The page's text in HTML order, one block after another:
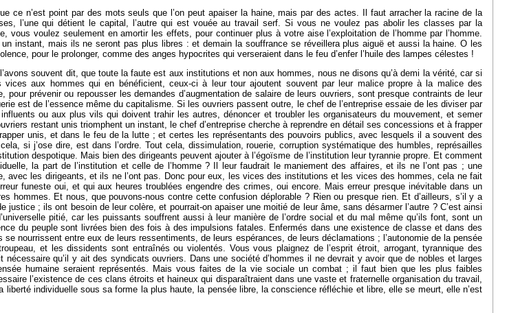
ce n’est point par des mots seuls que l’on peut apaiser la haine, mais par des actes. Il faut arracher la racine de la
l’une qui détient le capital, l’autre qui est vouée au travail serf. Si vous ne voulez pas abolir les classes par la
voulez seulement en amortir les effets, pour continuer plus à votre aise l’exploitation de l’homme par l’homme.
instant, mais ils ne seront pas plus libres : et demain la souffrance se réveillera plus aiguë et aussi la haine. O les
pour le prolonger, comme des anges hypocrites qui verseraient dans le feu d’enfer l’huile des lampes célestes !
souvent dit, que toute la faute est aux institutions et non aux hommes, nous ne disons qu’à demi la vérité, car si
vices aux hommes qui en bénéficient, ceux-ci à leur tour ajoutent souvent par leur malice propre à la malice des
pour prévenir ou repousser les demandes d’augmentation de salaire de leurs ouvriers, sont presque contraints de leur
est de l’essence même du capitalisme. Si les ouvriers passent outre, le chef de l’entreprise essaie de les diviser par
ou aux plus vils qui doivent trahir les autres, dénoncer et troubler les organisateurs du mouvement, et semer
restant unis triomphent un instant, le chef d’entreprise cherche à reprendre en détail ses concessions et à frapper
unis, et dans le feu de la lutte ; et certes les représentants des pouvoirs publics, avec lesquels il a souvent des
si j’ose dire, est dans l’ordre. Tout cela, dissimulation, rouerie, corruption systématique des humbles, représailles
despotique. Mais bien des dirigeants peuvent ajouter à l’égoïsme de l’institution leur tyrannie propre. Et comment
la part de l’institution et celle de l’homme ? Il leur faudrait le maniement des affaires, et ils ne l’ont pas ; une
avec les dirigeants, et ils ne l’ont pas. Donc pour eux, les vices des institutions et les vices des hommes, cela ne fait
funeste oui, et qui aux heures troublées engendre des crimes, oui encore. Mais erreur presque inévitable dans un
hommes. Et nous, que pouvons-nous contre cette confusion déplorable ? Rien ou presque rien. Et d’ailleurs, s’il y a
; ils ont besoin de leur colère, et pourrait-on apaiser une moitié de leur âme, sans désarmer l’autre ? C’est ainsi
pitié, car les puissants souffrent aussi à leur manière de l’ordre social et du mal même qu’ils font, sont un
du peuple sont livrées bien des fois à des impulsions fatales. Enfermés dans une existence de classe et dans des
nourrissent entre eux de leurs ressentiments, de leurs espérances, de leurs déclamations ; l’autonomie de la pensée
et les dissidents sont entraînés ou violentés. Vous vous plaignez de l’esprit étroit, arrogant, tyrannique des
qu’il y ait des syndicats ouvriers. Dans une société d’hommes il ne devrait y avoir que de nobles et larges
humaine seraient représentés. Mais vous faites de la vie sociale un combat ; il faut bien que les plus faibles
l’existence de ces clans étroits et haineux qui disparaîtraient dans une vaste et fraternelle organisation du travail,
individuelle sous sa forme la plus haute, la pensée libre, la conscience réfléchie et libre, elle se meurt, elle n’est